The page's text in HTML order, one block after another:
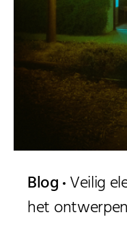
Blog Veilig
het